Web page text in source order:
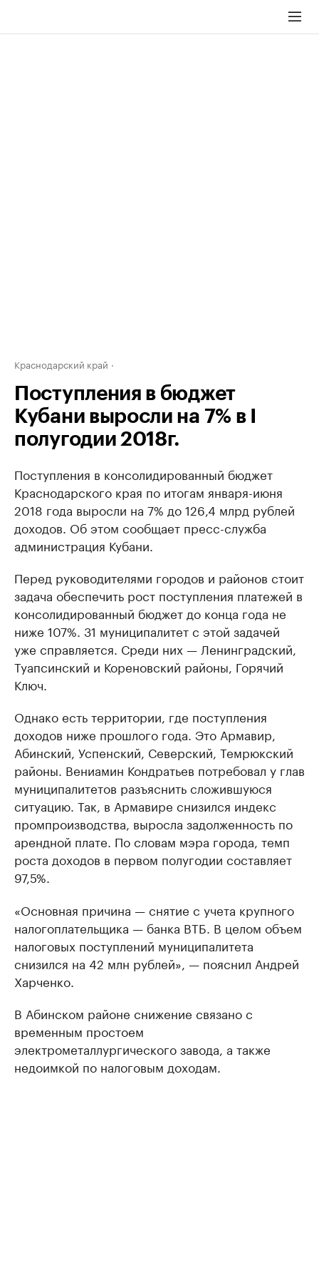
Краснодарский край
Поступления в бюджет
Кубани выросли на 7% в I
полугодии 2018г.
Поступления в консолидированный бюджет
Краснодарского края по итогам января-июня
2018 года выросли на 7% до 126,4 млрд рублей
доходов. Об этом сообщает пресс-служба
администрация Кубани.
Перед руководителями городов и районов стоит
задача обеспечить рост поступления платежей в
консолидированный бюджет до конца года не
ниже 107%. 31 муниципалитет с этой задачей
уже справляется. Среди них — Ленинградский,
Туапсинский и Кореновский районы, Горячий
Ключ.
Однако есть территории, где поступления
доходов ниже прошлого года. Это Армавир,
Абинский, Успенский, Северский, Темрюкский
районы. Вениамин Кондратьев потребовал у глав
муниципалитетов разъяснить сложившуюся
ситуацию. Так, в Армавире снизился индекс
промпроизводства, выросла задолженность по
арендной плате. По словам мэра города, темп
роста доходов в первом полугодии составляет
97,5%.
«Основная причина — снятие с учета крупного
налогоплательщика — банка ВТБ. В целом объем
налоговых поступлений муниципалитета
снизился на 42 млн рублей», — пояснил Андрей
Харченко.
В Абинском районе снижение связано с
временным простоем
электрометаллургического завода, а также
недоимкой по налоговым доходам.